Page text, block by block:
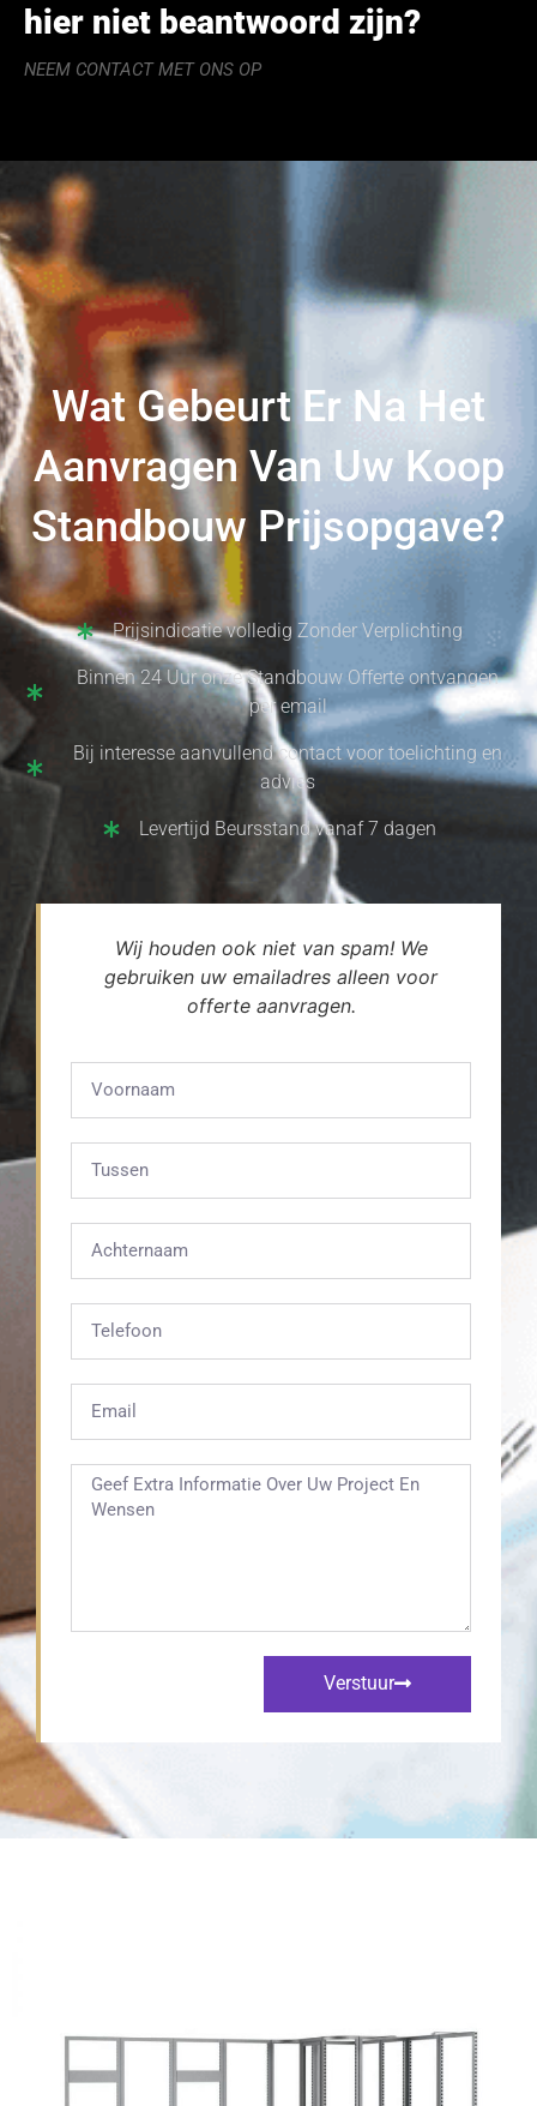
hier niet beantwoord zijn?
NEEM CONTACT MET ONS OP
Wat Gebeurt Er Na Het
Aanvragen Van Uw Koop
Standbouw Prijsopgave?
Prijsindicatie volledig Zonder Verplichting
Binnen 24 Uur onze Standbouw Offerte ontvangen
per email
Bij interesse aanvullend contact voor toelichting en
advies
Levertijd Beursstand vanaf 7 dagen
Wij houden ook niet van spam! We
gebruiken uw emailadres alleen voor
offerte aanvragen.
Verstuur